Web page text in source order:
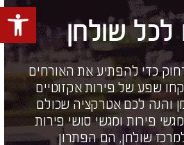
שולחן
כדי להפתיע את האורחים
שפע של פירות אקזוטיים
והנה לכם אטרקציה שכולם
פירות ומגשי סושי פירות
שולחן, הם הפתרון